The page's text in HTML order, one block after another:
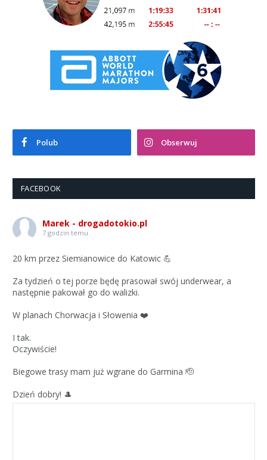
Polub Obserwuj
FACEBOOK
Marek - drogadotokio.pl
7 godzin temu
20 km przez Siemianowice do Katowic 💪
Za tydzień o tej porze będę prasował swój underwear, a
następnie pakował go do walizki.
W planach Chorwacja i Słowenia ❤️
I tak.
Oczywiście!
Biegowe trasy mam już wgrane do Garmina 🫡
Dzień dobry! 🎩